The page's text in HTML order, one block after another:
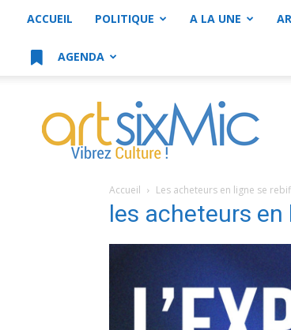
ACCUEIL POLITIQUE A LA UNE
AGENDA
artsixMic
Accueil Les acheteurs en ligne se
les acheteurs